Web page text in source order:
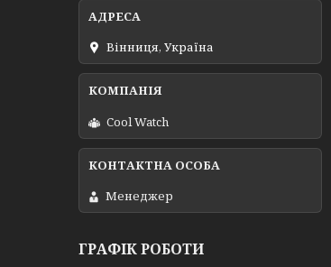
Вінниця, Україна
Cool Watch
Менеджер
ГРАФІК РОБОТИ